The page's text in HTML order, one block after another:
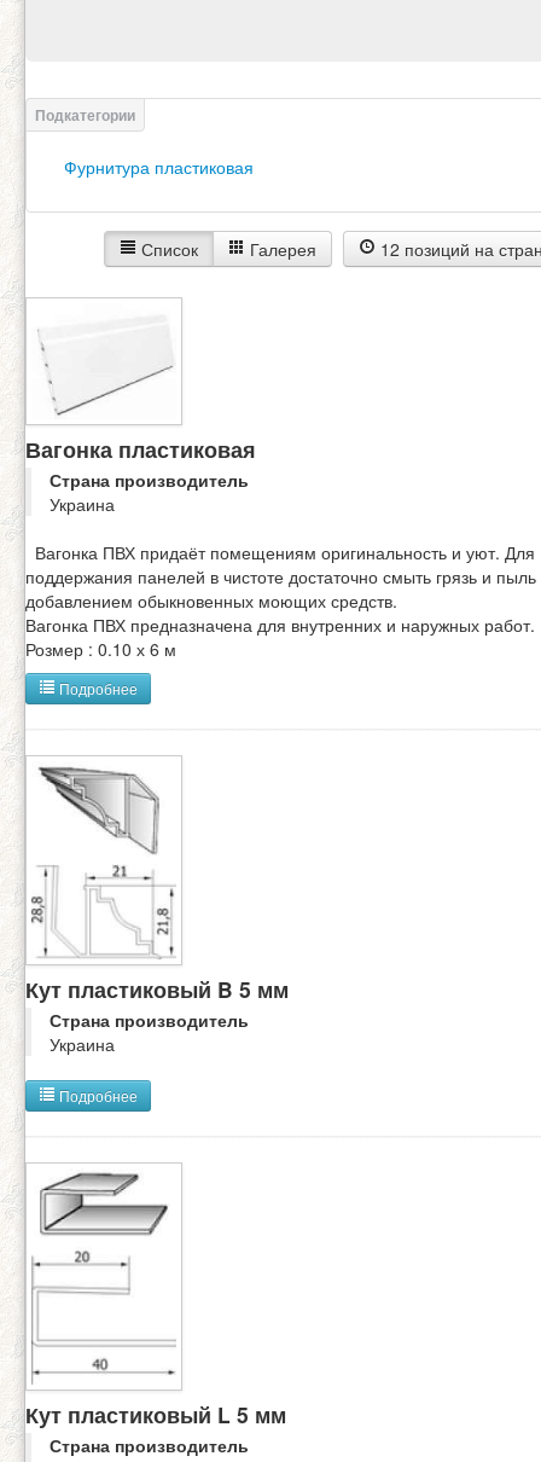
Фурнитура пластиковая
Список Галерея 12 позиций на
Вагонка пластиковая
Страна производитель
Украина
Вагонка ПВХ придаёт помещениям оригинальность и уют. Для
поддержания панелей в чистоте достаточно смыть грязь и
добавлением обыкновенных моющих средств.
Вагонка ПВХ предназначена для внутренних и наружных работ.
Розмер : 0.10 х 6 м
Подробнее
Кут пластиковый B 5 мм
Страна производитель
Украина
Подробнее
Кут пластиковый L 5 мм
Страна производитель